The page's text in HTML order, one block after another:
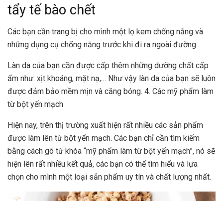
tẩy tế bào chết
Các bạn cần trang bị cho mình một lọ kem chống nắng và
những dụng cụ chống nắng trước khi đi ra ngoài đường.
Làn da của bạn cần được cấp thêm những dưỡng chất cấp
ẩm như: xịt khoáng, mặt nạ,… Như vậy làn da của bạn sẽ luôn
được đảm bảo mềm mịn và căng bóng. 4. Các mỹ phẩm làm
từ bột yến mạch
Hiện nay, trên thị trường xuất hiện rất nhiều các sản phẩm
được làm lên từ bột yến mạch. Các bạn chỉ cần tìm kiếm
bằng cách gõ từ khóa “mỹ phẩm làm từ bột yến mạch”, nó sẽ
hiện lên rất nhiều kết quả, các bạn có thể tìm hiểu và lựa
chọn cho mình một loại sản phẩm uy tín và chất lượng nhất.